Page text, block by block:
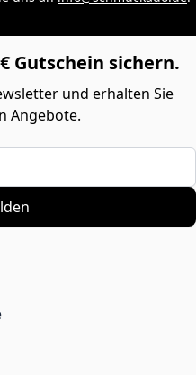
Gutschein sichern.
und erhalten Sie
Angebote.